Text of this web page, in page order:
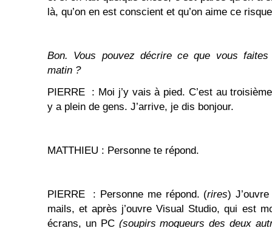
là, qu’on en est conscient et qu’on aime ce
Bon. Vous pouvez décrire ce que vous
matin ?
PIERRE : Moi j’y vais à pied. C’est au
y a plein de gens. J’arrive, je dis bonjour.
MATTHIEU : Personne te répond.
PIERRE : Personne me répond. (rires)
mails, et après j’ouvre Visual Studio, qui est
écrans, un PC (soupirs moqueurs des deux